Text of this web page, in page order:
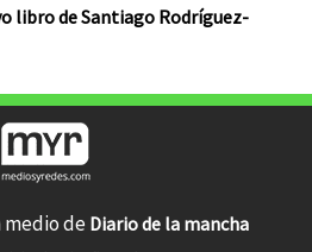
libro de Santiago Rodríguez-
medio de Diario de la mancha